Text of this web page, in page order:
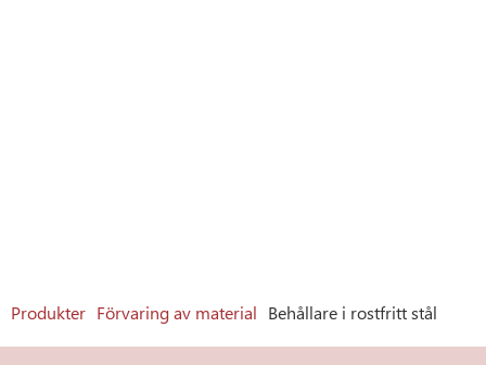
Produkter Förvaring av material Behållare i rostfritt stål